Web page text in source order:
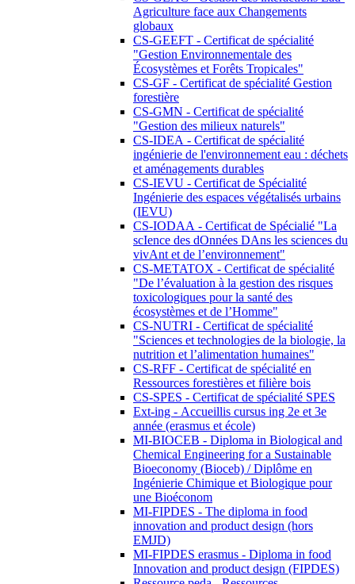
Agriculture face aux Changements
globaux
CS-GEEFT - Certificat de spécialité
"Gestion Environnementale des
Écosystèmes et Forêts Tropicales"
CS-GF - Certificat de spécialité Gestion
forestière
CS-GMN - Certificat de spécialité
"Gestion des milieux naturels"
CS-IDEA - Certificat de spécialité
ingénierie de l'environnement eau : déchets
et aménagements durables
CS-IEVU - Certificat de Spécialité
Ingénierie des espaces végétalisés urbains
(IEVU)
CS-IODAA - Certificat de Spécialié "La
scIence des dOnnées DAns les sciences du
vivAnt et de l’environnement"
CS-METATOX - Certificat de spécialité
"De l’évaluation à la gestion des risques
toxicologiques pour la santé des
écosystèmes et de l’Homme"
CS-NUTRI - Certificat de spécialité
"Sciences et technologies de la biologie, la
nutrition et l’alimentation humaines"
CS-RFF - Certificat de spécialité en
Ressources forestières et filière bois
CS-SPES - Certificat de spécialité SPES
Ext-ing - Accueillis cursus ing 2e et 3e
année (erasmus et école)
MI-BIOCEB - Diploma in Biological and
Chemical Engineering for a Sustainable
Bioeconomy (Bioceb) / Diplôme en
Ingénierie Chimique et Biologique pour
une Bioéconom
MI-FIPDES - The diploma in food
innovation and product design (hors
EMJD)
MI-FIPDES erasmus - Diploma in food
Innovation and product design (FIPDES)